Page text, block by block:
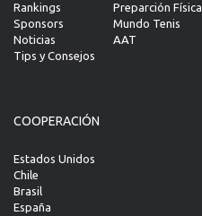
Rankings
Sponsors
Noticias
Tips y Consejos
Preparción Física
Mundo Tenis
AAT
COOPERACIÓN
Estados Unidos
Chile
Brasil
España